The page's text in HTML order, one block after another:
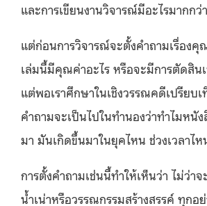
และการเขียนงานวิจารณ์มีอะไรมากกว่
แต่ก่อนการวิจารณ์จะตั้งคำถามเรื่องคุ
เล่มนี้มีคุณค่าอะไร หรือจะมีการตัดสินเ
แต่พอเราศึกษาในเชิงวรรณคดีเปรียบ
คำถามจะเป็นไปในทำนองว่าทำไมหนั
มา มันเกิดขึ้นมาในยุคไหน ช่วงเวลาไห
การตั้งคำถามเช่นนี้ทำให้เห็นว่า ไม่ว่า
น้ำเน่าหรือวรรณกรรมสร้างสรรค์ ทุกอย่